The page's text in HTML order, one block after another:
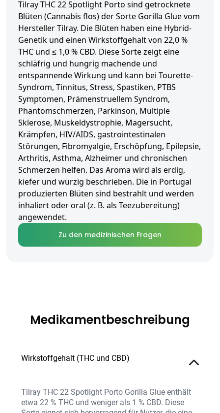
Tilray THC 22 Spotlight Porto sind getrocknete
Blüten (Cannabis flos) der Sorte Gorilla Glue vom
Hersteller Tilray. Die Blüten haben eine Hybrid-
Genetik und einen Wirkstoffgehalt von 22,0 %
THC und ≤ 1,0 % CBD. Diese Sorte zeigt eine
schläfrig und hungrig machende und
entspannende Wirkung und kann bei Tourette-
Syndrom, Tinnitus, Stress, Spastiken, PTBS
Symptomen, Prämenstruellem Syndrom,
Phantomschmerzen, Parkinson, Multiple
Sklerose, Muskeldystrophie, Magersucht,
Krämpfen, HIV/AIDS, gastrointestinalen
Störungen, Fibromyalgie, Erschöpfung, Epilepsie,
Arthritis, Asthma, Alzheimer und chronischen
Schmerzen helfen. Das Aroma wird als erdig,
kiefer und würzig beschrieben. Die in Portugal
produzierten Blüten sind bestrahlt und werden
inhaliert oder oral (z. B. als Teezubereitung)
angewendet.
Zu den medizinischen Fragen
Medikamentbeschreibung
Wirkstoffgehalt (THC und CBD)
Tilray THC 22 Spotlight Porto Gorilla Glue enthält
etwa 22 % THC und weniger als 1 % CBD. Diese